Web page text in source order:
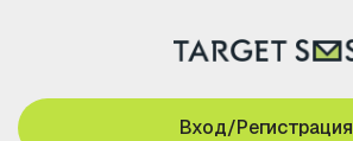
Вход/Регистрация